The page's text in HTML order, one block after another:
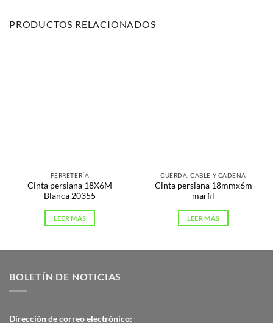
PRODUCTOS RELACIONADOS
FERRETERÍA
Cinta persiana 18X6M
Blanca 20355
LEER MÁS
CUERDA, CABLE Y CADENA
Cinta persiana 18mmx6m
marfil
LEER MÁS
BOLETÍN DE NOTICIAS
Dirección de correo electrónico: